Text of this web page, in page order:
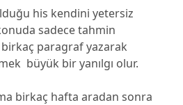
his kendini yetersiz
sadece tahmin
paragraf yazarak
büyük bir yanılgı olur.
birkaç hafta aradan sonra